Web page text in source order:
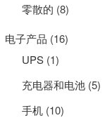
零散的 (8)
电子产品 (16)
UPS (1)
充电器和电池 (5)
手机 (10)